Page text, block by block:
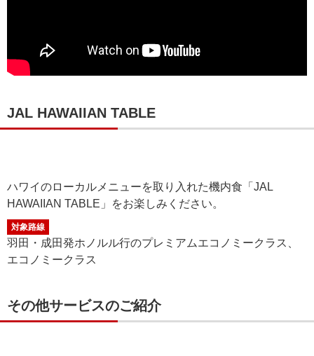
JAL HAWAIIAN TABLE
ハワイのローカルメニューを取り入れた機内食「JAL
HAWAIIAN TABLE」をお楽しみください。
対象路線
羽田・成田発ホノルル行のプレミアムエコノミークラス、
エコノミークラス
その他サービスのご紹介